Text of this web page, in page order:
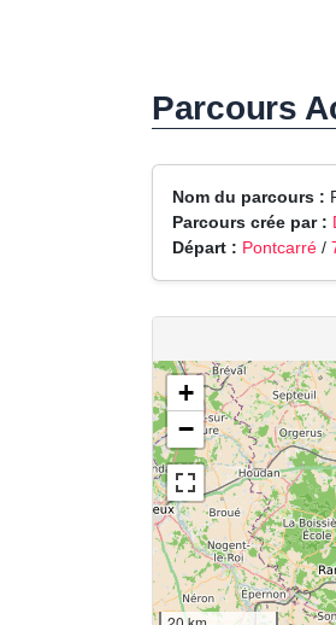
Parcours
Nom du parcours :
Parcours crée par :
Départ : Pontcarré /